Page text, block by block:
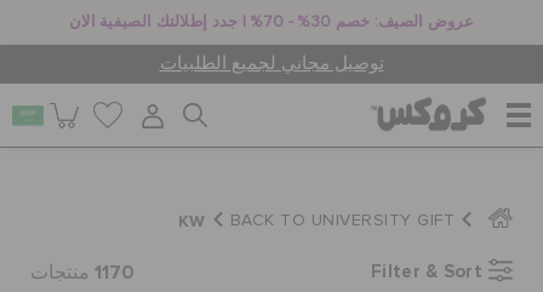
عروض الصيف: خصم 30% - 70% | جدد إطلالتك الصيفية الان
توصيل مجاني لجميع الطلبيات
للرجال
BACK TO UNIVERSITY GIFT
KW
Filter & Sort
1170 منتجات